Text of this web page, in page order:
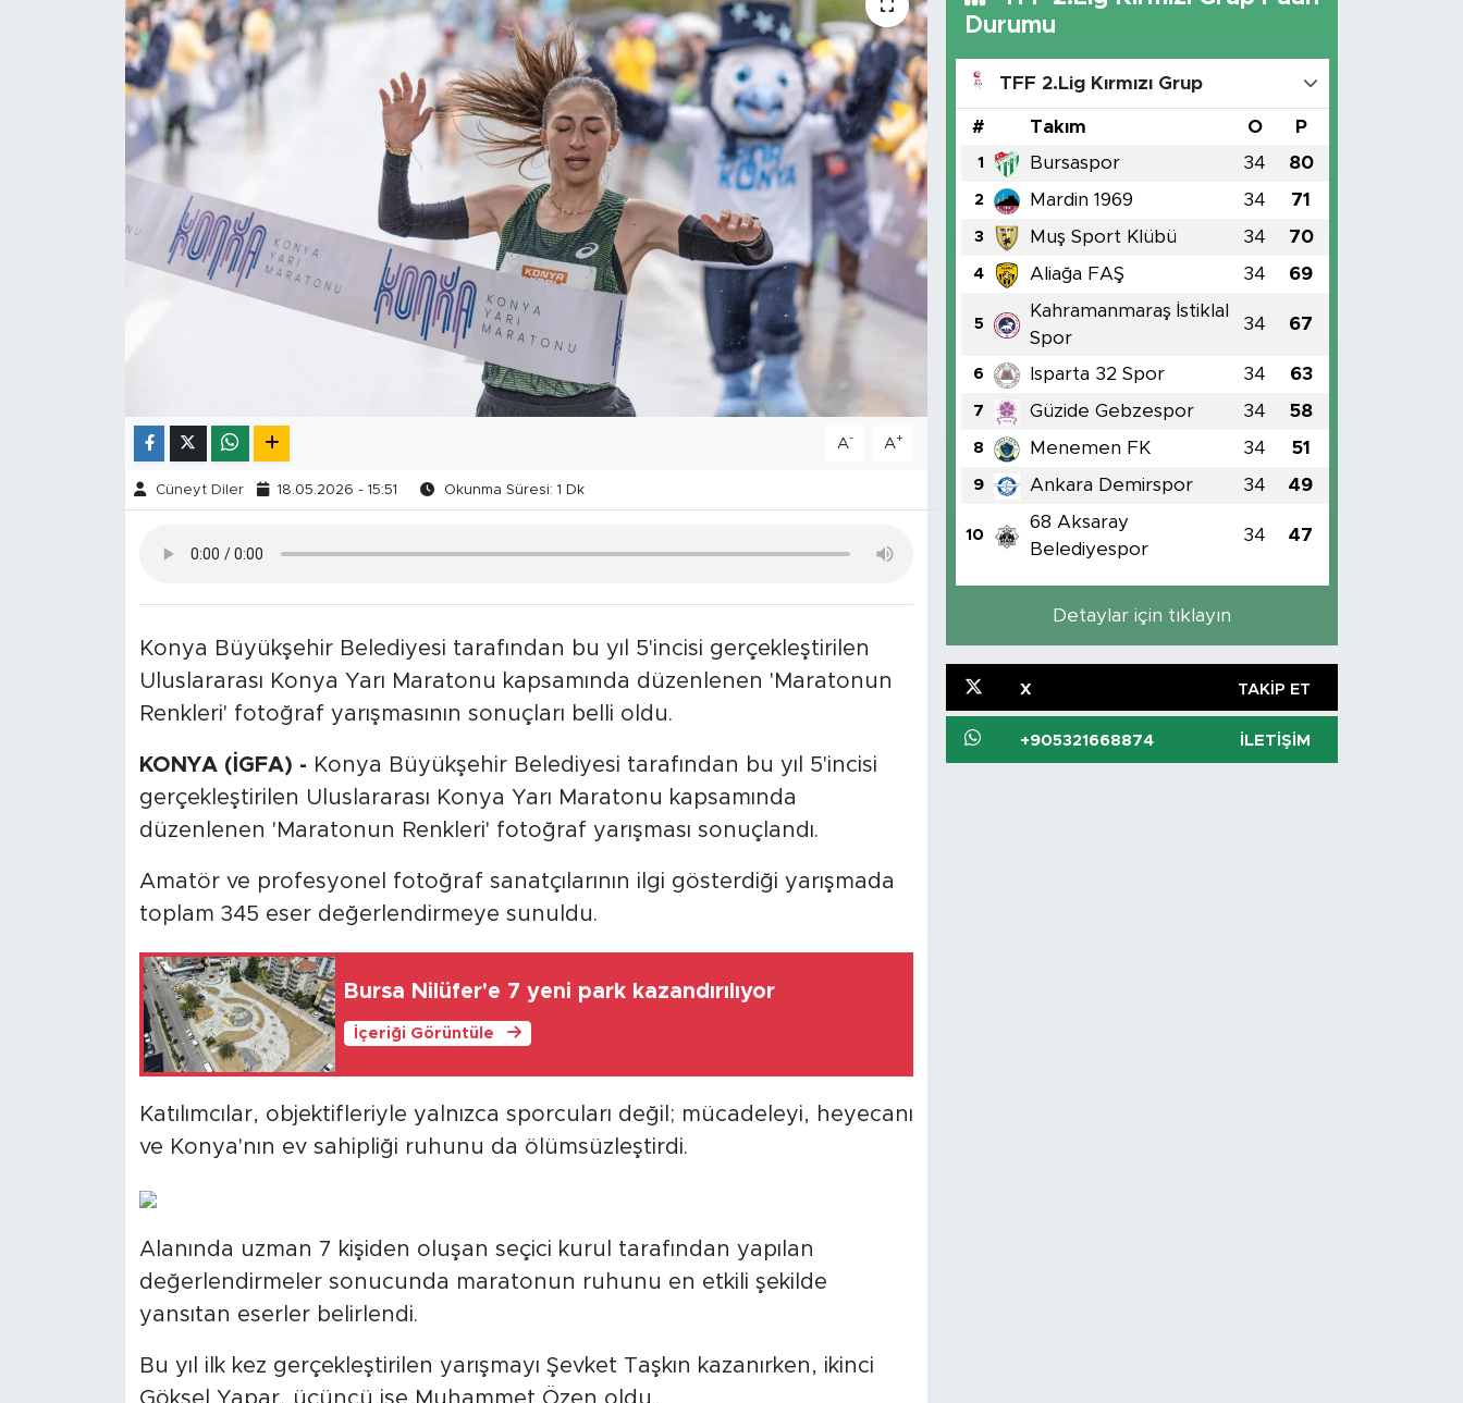
A- A+
Cüneyt Diler 18.05.2026 - 15:51 Okunma Süresi: 1 Dk
Konya Büyükşehir Belediyesi tarafından bu yıl 5'incisi gerçekleştirilen
Uluslararası Konya Yarı Maratonu kapsamında düzenlenen 'Maratonun
Renkleri' fotoğraf yarışmasının sonuçları belli oldu.
KONYA (İGFA) - Konya Büyükşehir Belediyesi tarafından bu yıl 5'incisi
gerçekleştirilen Uluslararası Konya Yarı Maratonu kapsamında
düzenlenen 'Maratonun Renkleri' fotoğraf yarışması sonuçlandı.
Amatör ve profesyonel fotoğraf sanatçılarının ilgi gösterdiği yarışmada
toplam 345 eser değerlendirmeye sunuldu.
Bursa Nilüfer'e 7 yeni park kazandırılıyor
İçeriği Görüntüle
Katılımcılar, objektifleriyle yalnızca sporcuları değil; mücadeleyi, heyecanı
ve Konya'nın ev sahipliği ruhunu da ölümsüzleştirdi.
Alanında uzman 7 kişiden oluşan seçici kurul tarafından yapılan
değerlendirmeler sonucunda maratonun ruhunu en etkili şekilde
yansıtan eserler belirlendi.
Bu yıl ilk kez gerçekleştirilen yarışmayı Şevket Taşkın kazanırken, ikinci
Durumu
TFF 2.Lig Kırmızı Grup
# Takım O P
1 Bursaspor 34 80
2 Mardin 1969 34 71
3 Muş Sport Klübü 34 70
4 Aliağa FAŞ 34 69
5
Kahramanmaraş İstiklal
Spor
34 67
6 Isparta 32 Spor 34 63
7 Güzide Gebzespor 34 58
8 Menemen FK 34 51
9 Ankara Demirspor 34 49
10
68 Aksaray
Belediyespor
34 47
Detaylar için tıklayın
X TAKIP ET
+905321668874 İLETIŞIM